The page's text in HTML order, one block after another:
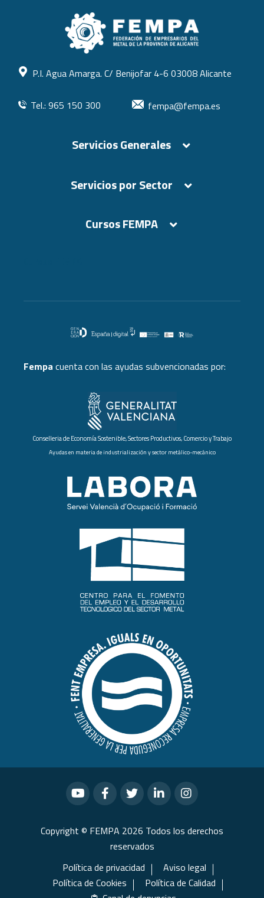
P.I. Agua Amarga. C/ Benijofar 4-6 03008 Alicante
Tel.: 965 150 300 fempa@fempa.es
Servicios Generales
Servicios por Sector
Cursos FEMPA
Fempa cuenta con las ayudas subvencionadas por:
Conselleria de Economía Sostenible, Sectores Productivos, Comercio y Trabajo
Ayudas en materia de industrialización y sector metálico-mecánico
Copyright © FEMPA 2026 Todos los derechos
reservados
Política de privacidad
Aviso legal
Política de Cookies
Política de Calidad